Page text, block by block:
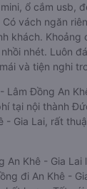
ổ cắm usb,
vách ngăn
khách.
nhét. Luôn
và tiện nghi
Đồng An
tại nội thành
- Gia Lai, rất
An Khê - Gia Lai
đi An Khê -